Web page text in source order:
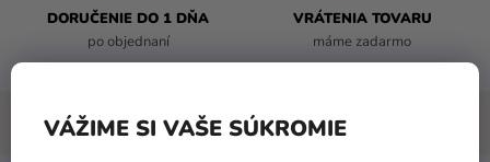
VÁŽIME SI VAŠE SÚKROMIE
DORUČENIE DO 1 DŇA
po objednaní
VRÁTENIA TOVARU
máme zadarmo